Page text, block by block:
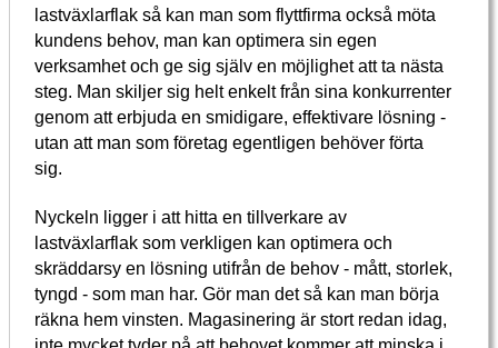
lastväxlarflak så kan man som flyttfirma också möta
kundens behov, man kan optimera sin egen
verksamhet och ge sig själv en möjlighet att ta nästa
steg. Man skiljer sig helt enkelt från sina konkurrenter
genom att erbjuda en smidigare, effektivare lösning -
utan att man som företag egentligen behöver förta
sig.
Nyckeln ligger i att hitta en tillverkare av
lastväxlarflak som verkligen kan optimera och
skräddarsy en lösning utifrån de behov - mått, storlek,
tyngd - som man har. Gör man det så kan man börja
räkna hem vinsten. Magasinering är stort redan idag,